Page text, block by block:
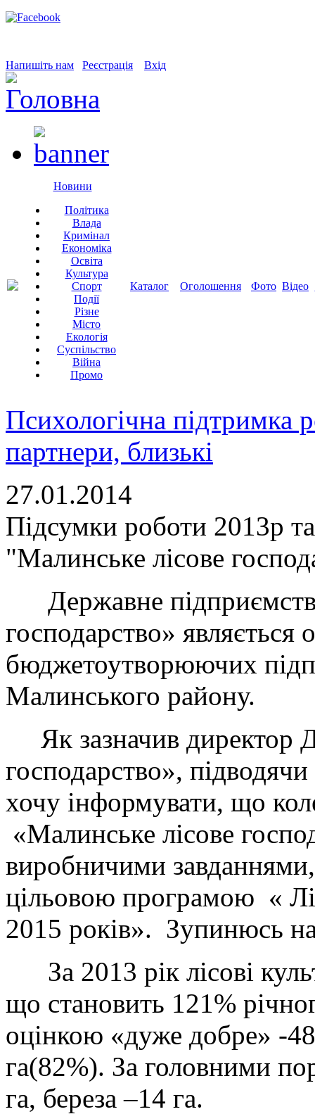
Напишіть нам Реєстрація Вхід
Новини
Політика
Влада
Кримінал
Економіка
Освіта
Культура
Спорт
Події
Різне
Місто
Екологія
Суспільство
Війна
Промо
Каталог Оголошення Фото Відео
Психологічна підтримка
партнери, близькі
27.01.2014
Підсумки роботи 2013р
"Малинське лісове
Державне
господарство» являється
бюджетоутворюючих
Малинського району.
Як зазначив директор
господарство»,
хочу інформувати, що
«Малинське лісове
виробничими
цільовою програмою «
2015 років». Зупинюсь
За 2013 рік лісові
що становить 121%
оцінкою «дуже добре» -
га(82%). За головними
га, береза –14 га.